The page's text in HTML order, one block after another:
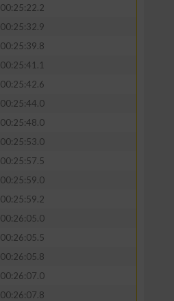
00:25:22.2
00:25:32.9
00:25:39.8
00:25:41.1
00:25:42.6
00:25:44.0
00:25:48.0
00:25:53.0
00:25:57.5
00:25:59.0
00:25:59.2
00:26:05.0
00:26:05.5
00:26:05.8
00:26:07.0
00:26:07.8